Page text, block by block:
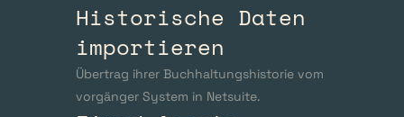
Historische Daten
importieren
Übertrag ihrer Buchhaltungshistorie vom
vorgänger System in Netsuite.